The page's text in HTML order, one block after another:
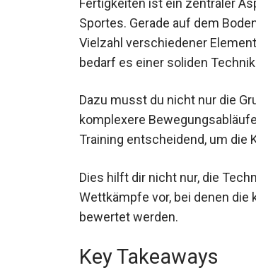
Fertigkeiten ist ein zentraler
Sportes. Gerade auf dem
Vielzahl verschiedener
werden, bedarf es einer soliden
Dazu musst du nicht nur die
entwickeln, komplexere
regelmäßige Training
Dies hilft dir nicht nur, die
Wettkämpfe vor, bei denen
bewertet werden.
Key Takeaways